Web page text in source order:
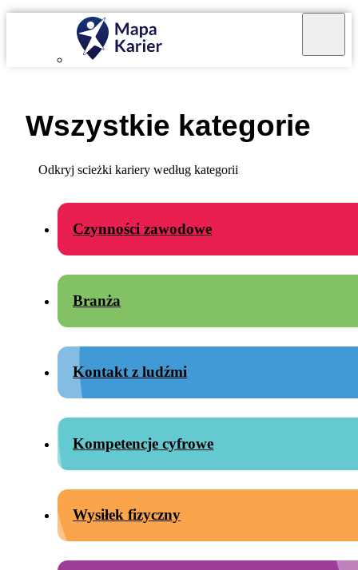
Wszystkie kategorie
Odkryj scieżki kariery według kategorii
Czynności zawodowe
Branża
Kontakt z ludźmi
Kompetencje cyfrowe
Wysiłek fizyczny